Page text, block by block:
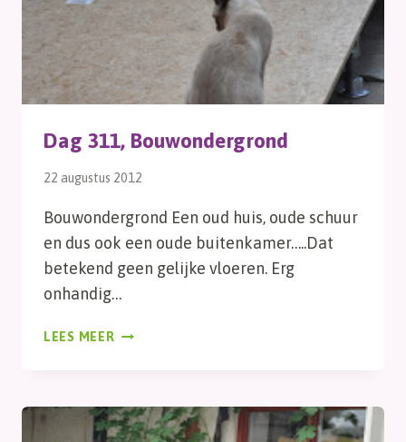
Dag 311, Bouwondergrond
22 augustus 2012
Bouwondergrond Een oud huis, oude schuur
en dus ook een oude buitenkamer…..Dat
betekend geen gelijke vloeren. Erg
onhandig…
LEES MEER DAG